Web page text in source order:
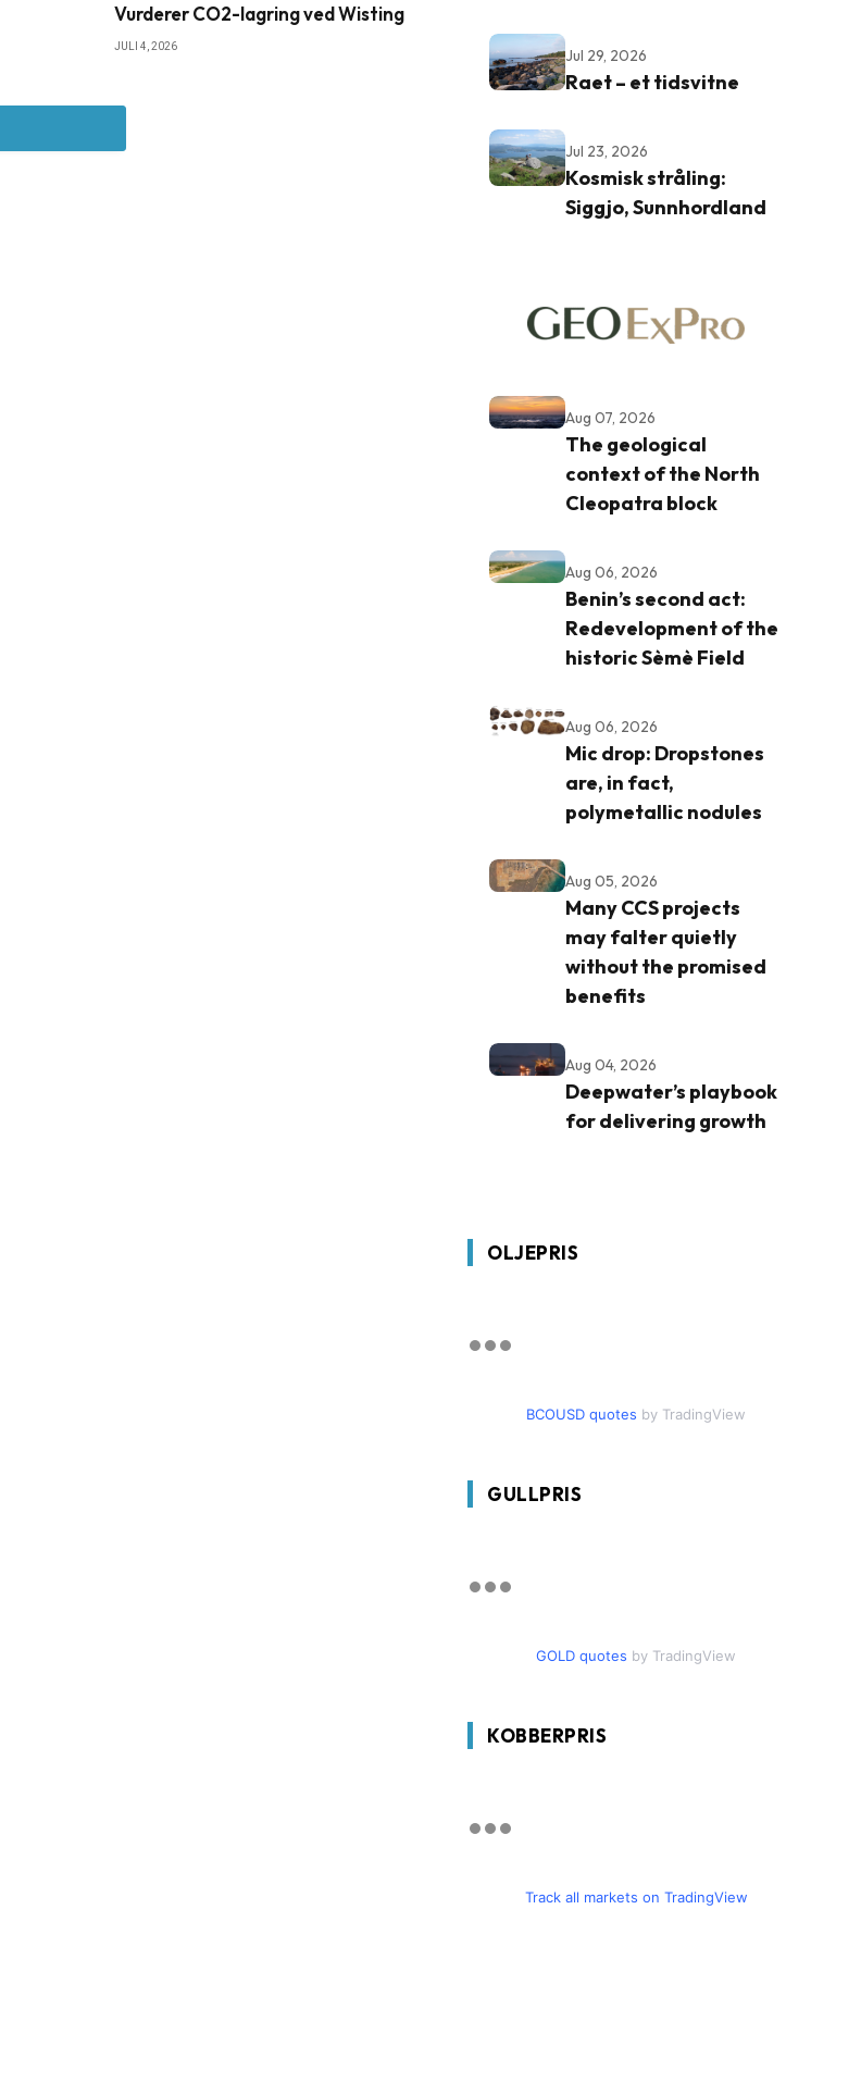
Vurderer CO2-lagring ved Wisting
JULI 4, 2026 Jul 29, 2026
Raet – et tidsvitne
Jul 23, 2026
Kosmisk stråling:
Siggjo, Sunnhordland
Aug 07, 2026
The geological
context of the North
Cleopatra block
Aug 06, 2026
Benin’s second act:
Redevelopment of the
historic Sèmè Field
Aug 06, 2026
Mic drop: Dropstones
are, in fact,
polymetallic nodules
Aug 05, 2026
Many CCS projects
may falter quietly
without the promised
benefits
Aug 04, 2026
Deepwater’s playbook
for delivering growth
OLJEPRIS
BCOUSD quotes by TradingView
GULLPRIS
GOLD quotes by TradingView
KOBBERPRIS
Track all markets on TradingView